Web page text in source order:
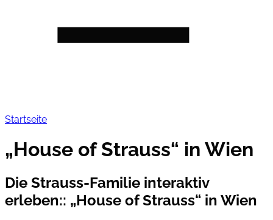
Startseite
„House of Strauss“ in Wien
Die Strauss-Familie interaktiv
erleben:: „House of Strauss“ in Wien